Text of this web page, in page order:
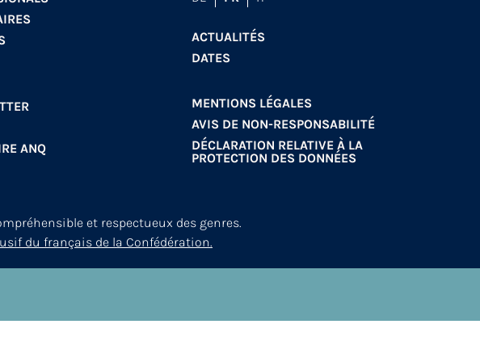
ANQ
ACTUALITÉS
DATES
MENTIONS LÉGALES
AVIS DE NON-RESPONSABILITÉ
DÉCLARATION RELATIVE À LA
PROTECTION DES DONNÉES
et respectueux des genres.
du français de la Confédération.